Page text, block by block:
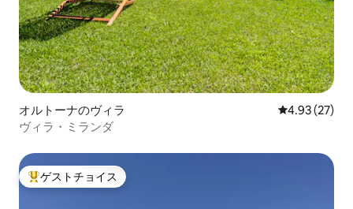
オルトーナのヴィラ レビュー27
4.93 (27)
ヴィラ・ミランダ
大好評のゲストチョイスです。
ゲストチョイス